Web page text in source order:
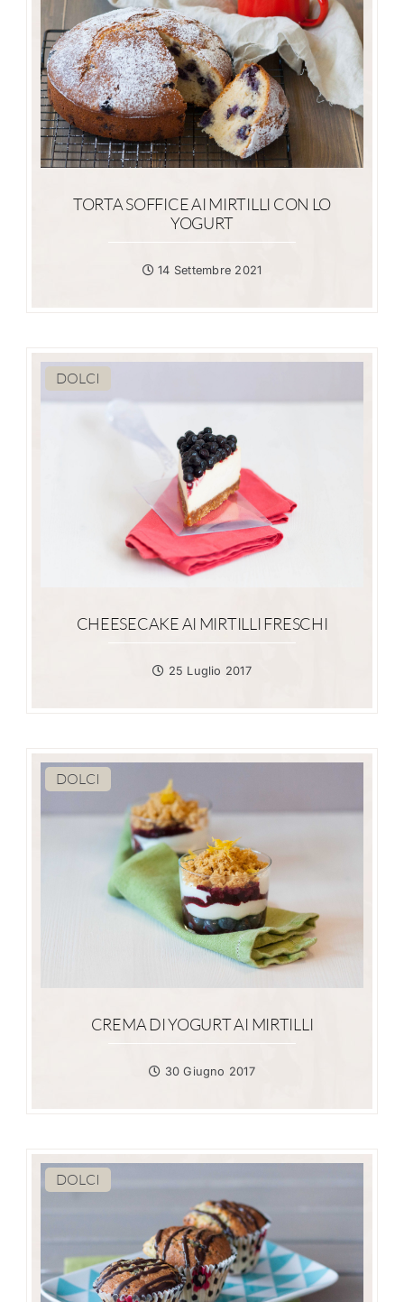
TORTA SOFFICE AI MIRTILLI CON LO
YOGURT
14 Settembre 2021
DOLCI
CHEESECAKE AI MIRTILLI FRESCHI
25 Luglio 2017
DOLCI
CREMA DI YOGURT AI MIRTILLI
30 Giugno 2017
DOLCI